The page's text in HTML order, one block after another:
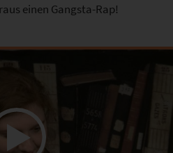
einen Gangsta-Rap!